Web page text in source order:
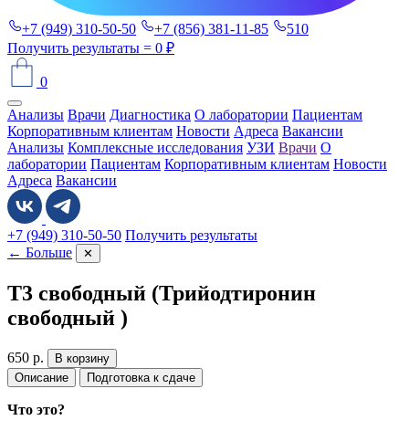
+7 (949) 310-50-50 +7 (856) 381-11-85
510
Получить результаты = 0 ₽
0
Анализы Врачи Диагностика О лаборатории Пациентам
Корпоративным клиентам Новости Адреса Вакансии
Анализы Комплексные исследования УЗИ Врачи О
лаборатории Пациентам Корпоративным клиентам Новости
Адреса Вакансии
+7 (949) 310-50-50 Получить результаты
← Больше
✕
Т3 свободный (Трийодтиронин
свободный )
650 р.
В корзину
Описание
Подготовка к сдаче
Что это?